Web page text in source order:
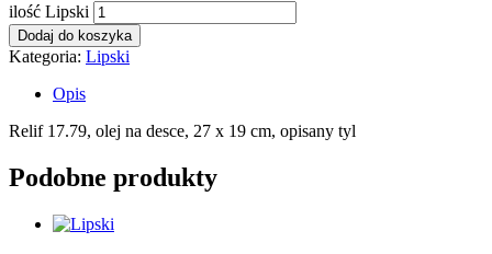
ilość Lipski
Dodaj do koszyka
Kategoria: Lipski
Opis
Relif 17.79, olej na desce, 27 x 19 cm, opisany tyl
Podobne produkty